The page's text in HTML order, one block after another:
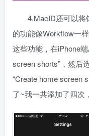
4.MacID还可以将
的功能像Workflow一
这些功能，在iPhone
screen shorts”，然后
“Create home screen
了~我一共添加了四次